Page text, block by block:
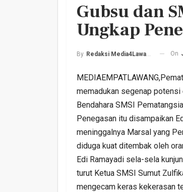
Gubsu dan
Ungkap
By Redaksi Media4Lawang On
memadukan segenap
Bendahara SMSI
Penegasan itu disampaikan
meninggalnya Marsal yang
diduga kuat ditembak oleh
Edi Ramayadi sela-sela
turut Ketua SMSI Sumut
mengecam keras kekerasan
Harlah PKB
Empat